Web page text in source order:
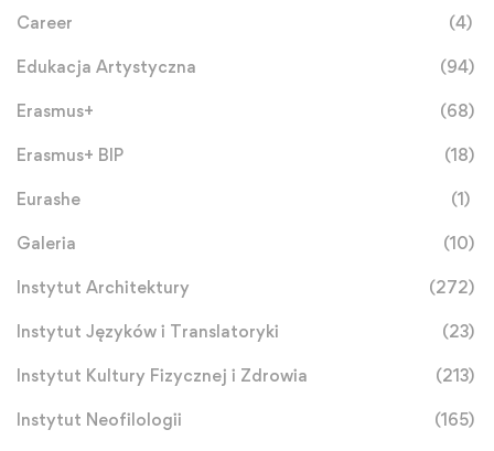
Career (4)
Edukacja Artystyczna (94)
Erasmus+ (68)
Erasmus+ BIP (18)
Eurashe (1)
Galeria (10)
Instytut Architektury (272)
Instytut Języków i Translatoryki (23)
Instytut Kultury Fizycznej i Zdrowia (213)
Instytut Neofilologii (165)